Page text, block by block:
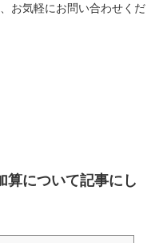
お気軽にお問い合わせくだ
算について記事にし